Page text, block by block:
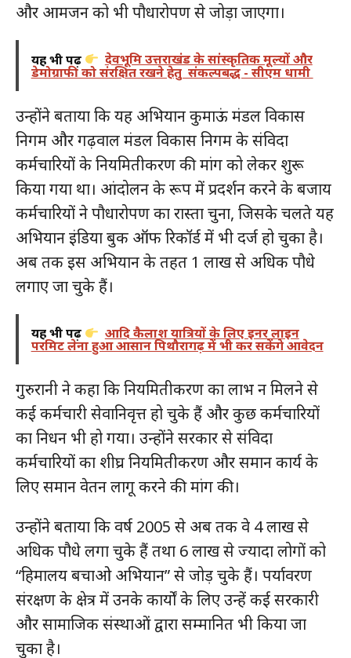
और आमजन को भी पौधारोपण से जोड़ा जाएगा।
यह भी पढ़ें देवभूमि उत्तराखंड के सांस्कृतिक मूल्यों और
डेमोग्राफी को संरक्षित रखने हेतु संकल्पबद्ध - सीएम धामी
उन्होंने बताया कि यह अभियान कुमाऊं मंडल विकास
निगम और गढ़वाल मंडल विकास निगम के संविदा
कर्मचारियों के नियमितीकरण की मांग को लेकर शुरू
किया गया था। आंदोलन के रूप में प्रदर्शन करने के बजाय
कर्मचारियों ने पौधारोपण का रास्ता चुना, जिसके चलते यह
अभियान इंडिया बुक ऑफ रिकॉर्ड में भी दर्ज हो चुका है।
अब तक इस अभियान के तहत 1 लाख से अधिक पौधे
लगाए जा चुके हैं।
यह भी पढ़ें आदि कैलाश यात्रियों के लिए इनर लाइन
परमिट लेना हुआ आसान पिथौरागढ़ में भी कर सकेंगे आवेदन
गुरुरानी ने कहा कि नियमितीकरण का लाभ न मिलने से
कई कर्मचारी सेवानिवृत्त हो चुके हैं और कुछ कर्मचारियों
का निधन भी हो गया। उन्होंने सरकार से संविदा
कर्मचारियों का शीघ्र नियमितीकरण और समान कार्य के
लिए समान वेतन लागू करने की मांग की।
उन्होंने बताया कि वर्ष 2005 से अब तक वे 4 लाख से
अधिक पौधे लगा चुके हैं तथा 6 लाख से ज्यादा लोगों को
“हिमालय बचाओ अभियान” से जोड़ चुके हैं। पर्यावरण
संरक्षण के क्षेत्र में उनके कार्यों के लिए उन्हें कई सरकारी
और सामाजिक संस्थाओं द्वारा सम्मानित भी किया जा
चुका है।